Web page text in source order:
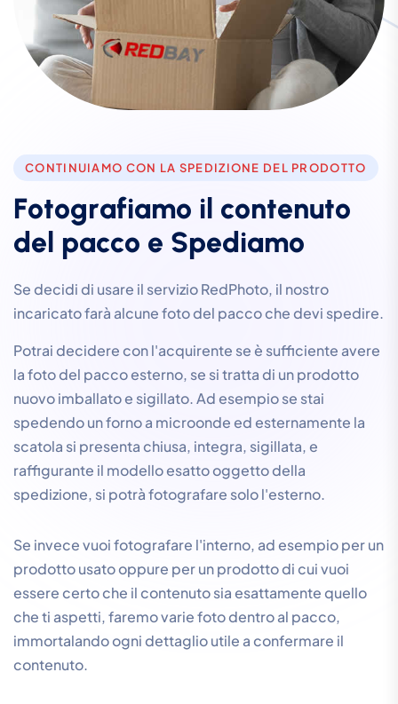
CONTINUIAMO CON LA SPEDIZIONE DEL PRODOTTO
Fotografiamo il contenuto
del pacco e Spediamo
Se decidi di usare il servizio RedPhoto, il nostro
incaricato farà alcune foto del pacco che devi spedire.
Potrai decidere con l'acquirente se è sufficiente avere
la foto del pacco esterno, se si tratta di un prodotto
nuovo imballato e sigillato. Ad esempio se stai
spedendo un forno a microonde ed esternamente la
scatola si presenta chiusa, integra, sigillata, e
raffigurante il modello esatto oggetto della
spedizione, si potrà fotografare solo l'esterno.
Se invece vuoi fotografare l'interno, ad esempio per un
prodotto usato oppure per un prodotto di cui vuoi
essere certo che il contenuto sia esattamente quello
che ti aspetti, faremo varie foto dentro al pacco,
immortalando ogni dettaglio utile a confermare il
contenuto.